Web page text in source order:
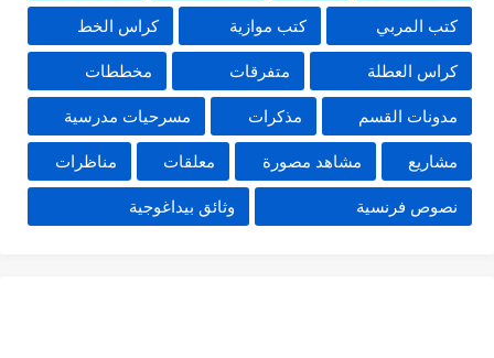
كتب المربي كتب موازية كراس الخط
كراس العطلة متفرقات مخططات
مدونات القسم مذكرات مسرحيات مدرسية
مشاريع مشاهد مصورة معلقات مناظرات
نصوص فرنسية وثائق بيداغوجية